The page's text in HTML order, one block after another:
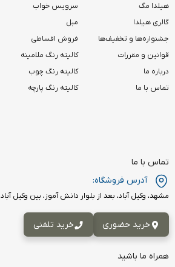
هیلدا مگ
گالری هیلدا
جشنواره‌ها و تخفیف‌ها
قوانین و مقررات
درباره ما
تماس با ما
سرویس خواب
مبل
فروش اقساطی
کالیته رنگ ملامینه
کالیته رنگ چوب
کالیته رنگ پارچه
تماس با ما
آدرس فروشگاه:
مشهد، وکیل آباد، بعد از بلوار دانش آموز، بین وکیل آباد ۲۷ و ۲۹، فروشگاه هیلداچوب
خرید حضوری خرید تلفنی
همراه ما باشید